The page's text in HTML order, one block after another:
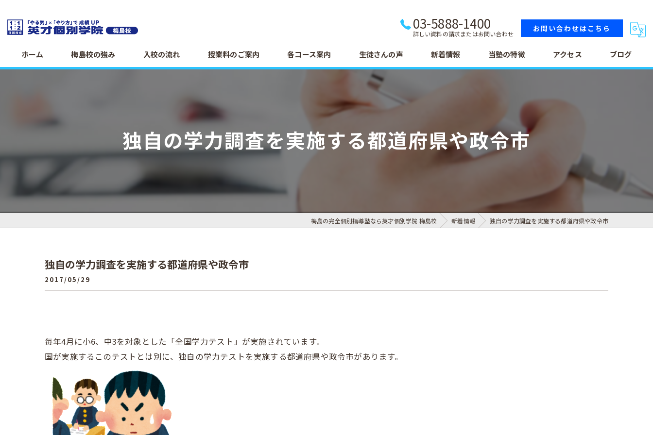
03-5888-1400
詳しい資料の請求またはお問い合わせ
お問い合わせはこちら
ホーム 梅島校の強み 入校の流れ 授業料のご案内 各コース案内 生徒さんの声 新着情報 当塾の特徴
高校生
テスト
アクセス ブログ
独自の学力調査を実施する都道府県や政令市
梅島の完全個別指導塾なら英才個別学院 梅島校 新着情報 独自の学力調査を実施する都道府県や政令市
独自の学力調査を実施する都道府県や政令市
2017/05/29
毎年4月に小6、中3を対象とした「全国学力テスト」が実施されています。
国が実施するこのテストとは別に、独自の学力テストを実施する都道府県や政令市があります。